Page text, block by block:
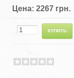
Цена:2267 грн.